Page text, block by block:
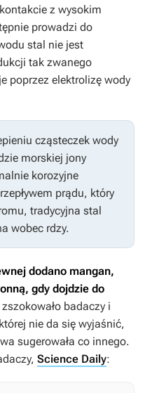
z wysokim
prowadzi do
stal nie jest
tak zwanego
poprzez elektrolizę wody
cząsteczek wody
morskiej jony
korozyjne
prądu, który
tradycyjna stal
wobec rdzy.
dodano mangan,
gdy dojdzie do
badaczy i
nie da się wyjaśnić,
sugerowała co innego.
Science Daily: